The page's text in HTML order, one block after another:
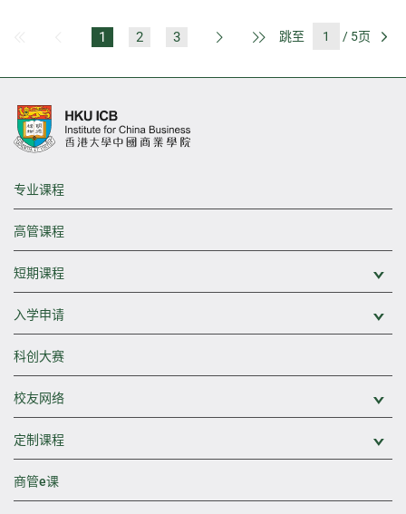
上一页
1 2 3 下一页 最后一页
跳至 / 5页
专业课程
高管课程
短期课程
入学申请
科创大赛
校友网络
定制课程
商管e课